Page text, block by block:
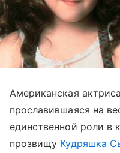
Американская
прославившаяся на
единственной роли в
прозвищу Кудряшка